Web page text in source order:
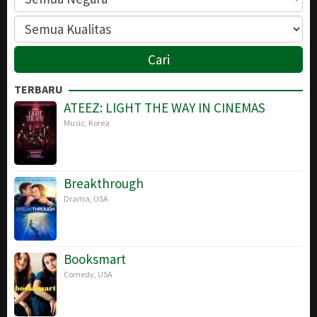
TERBARU
ATEEZ: LIGHT THE WAY IN CINEMAS
Music Korea
Breakthrough
Drama USA
Booksmart
Comedy USA